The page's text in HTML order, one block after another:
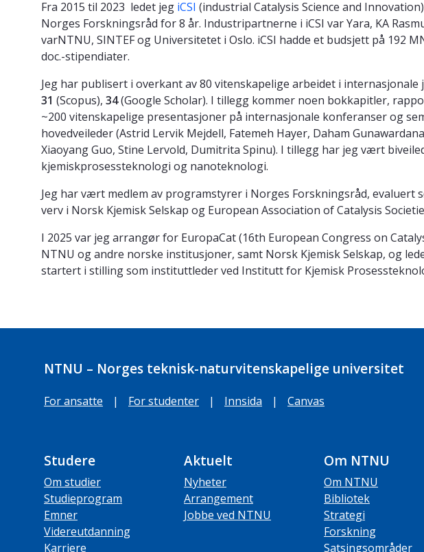
Fra 2015 til 2023 ledet jeg iCSI (industrial Catalysis Science and
Norges Forskningsråd for 8 år. Industripartnerne i iCSI var Yara, KA
varNTNU, SINTEF og Universitetet i Oslo. iCSI hadde et budsjett på 192
doc.-stipendiater.
Jeg har publisert i overkant av 80 vitenskapelige arbeidet i
31 (Scopus), 34(Google Scholar). I tillegg kommer noen bokkapitler,
~200 vitenskapelige presentasjoner på internasjonale konferanser og
hovedveileder (Astrid Lervik Mejdell, Fatemeh Hayer, Daham
Xiaoyang Guo, Stine Lervold, Dumitrita Spinu). I tillegg har jeg vært
kjemiskprosessteknologi og nanoteknologi.
Jeg har vært medlem av programstyrer i Norges Forskningsråd,
verv i Norsk Kjemisk Selskap og European Association of Catalysis
I 2025 var jeg arrangør for EuropaCat (16th European Congress on
NTNU og andre norske institusjoner, samt Norsk Kjemisk Selskap, og
startert i stilling som instituttleder ved Institutt for Kjemisk
NTNU – Norges teknisk-naturvitenskapelige universitet
For ansatte | For studenter | Innsida | Canvas
Studere
Om studier
Studieprogram
Emner
Videreutdanning
Karriere
Aktuelt
Nyheter
Arrangement
Jobbe ved NTNU
Om NTNU
Om NTNU
Bibliotek
Strategi
Forskning
Satsingsområder